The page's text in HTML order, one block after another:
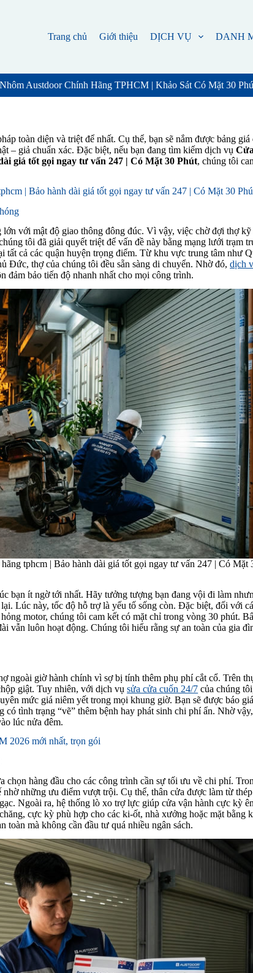
Trang chủ Giới thiệu DỊCH VỤ DANH
Austdoor Chính Hãng TPHCM | Khảo Sát Có Mặt 30
toàn diện và triệt để nhất. Cụ thể, bạn sẽ nắm được bảng giá
– giả chuẩn xác. Đặc biệt, nếu bạn đang tìm kiếm dịch vụ
giá tốt gọi ngay tư vấn 247 | Có Mặt 30 Phút, chúng tôi
| Bảo hành dài giá tốt gọi ngay tư vấn 247 | Có Mặt 30
với mật độ giao thông đông đúc. Vì vậy, việc chờ đợi thợ kỹ
tôi đã giải quyết triệt để vấn đề này bằng mạng lưới trạm
cả các quận huyện trọng điểm. Từ khu vực trung tâm như
Đức, thợ của chúng tôi đều sẵn sàng di chuyển. Nhờ đó,dịch
đảm bảo tiến độ nhanh nhất cho mọi công trình.
tphcm | Bảo hành dài giá tốt gọi ngay tư vấn 247 | Có Mặt
bạn ít ngờ tới nhất. Hãy tưởng tượng bạn đang vội đi làm
Lúc này, tốc độ hỗ trợ là yếu tố sống còn. Đặc biệt, đối với
motor, chúng tôi cam kết có mặt chỉ trong vòng 30 phút.
vẫn luôn hoạt động. Chúng tôi hiểu rằng sự an toàn của gia
ngoài giờ hành chính vì sợ bị tính thêm phụ phí cắt cổ. Trên
giật. Tuy nhiên, với dịch vụsửa cửa cuốn 24/7 của chúng
mức giá niêm yết trong mọi khung giờ. Bạn sẽ được báo
tình trạng “vẽ” thêm bệnh hay phát sinh chi phí ẩn. Nhờ
lúc nửa đêm.
2026 mới nhất, trọn gói
chọn hàng đầu cho các công trình cần sự tối ưu về chi phí.
những ưu điểm vượt trội. Cụ thể, thân cửa được làm từ
Ngoài ra, hệ thống lò xo trợ lực giúp cửa vận hành cực kỳ
cực kỳ phù hợp cho các ki-ốt, nhà xưởng hoặc mặt bằng
toàn mà không cần đầu tư quá nhiều ngân sách.